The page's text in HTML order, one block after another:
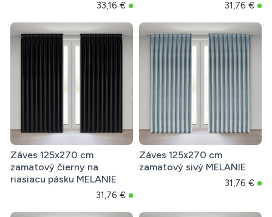
33,16 € 31,76 €
Záves 125x270 cm
zamatový čierny na
riasiacu pásku MELANIE
31,76 €
Záves 125x270 cm
zamatový sivý MELANIE
31,76 €